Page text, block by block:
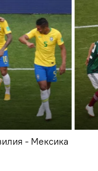
- Мексика